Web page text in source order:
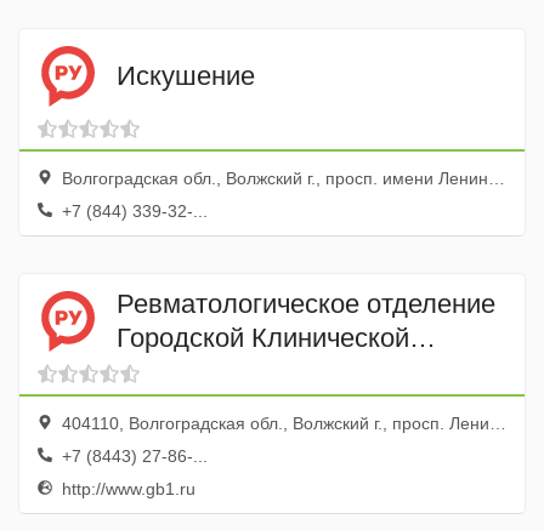
Искушение
Волгоградская обл., Волжский г., просп. имени Ленина, 97
+7 (844) 339-32-...
Ревматологическое отделение
Городской Клинической
Больницы № 1 им. С.З.
Фишера
404110, Волгоградская обл., Волжский г., просп. Ленина, 137
+7 (8443) 27-86-...
http://www.gb1.ru